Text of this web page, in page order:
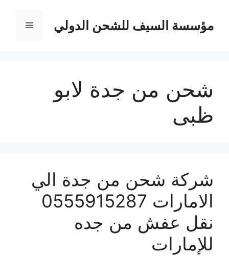
المحتوىمؤسسة السيف للشحن الدولي القائمة
شحن من جدة لابو
ظبى
شركة شحن من جدة الي
الامارات 0555915287
نقل عفش من جده
للإمارات